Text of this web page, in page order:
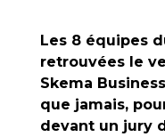
Les 8 équipes
retrouvées le
Skema
que jamais,
devant un jury